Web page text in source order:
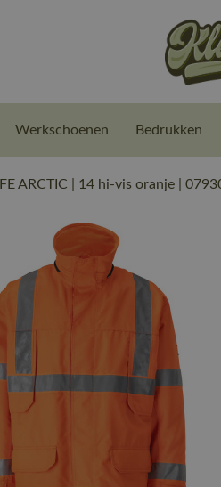
Werkschoenen Bedrukken
ARCTIC | 14 hi-vis oranje |